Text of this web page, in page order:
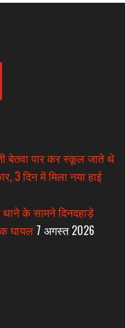
बेतवा पार कर स्कूल जाते थे
3 दिन में मिला नया हाई
थाने के सामने दिनदहाड़े
घायल 7 अगस्त 2026